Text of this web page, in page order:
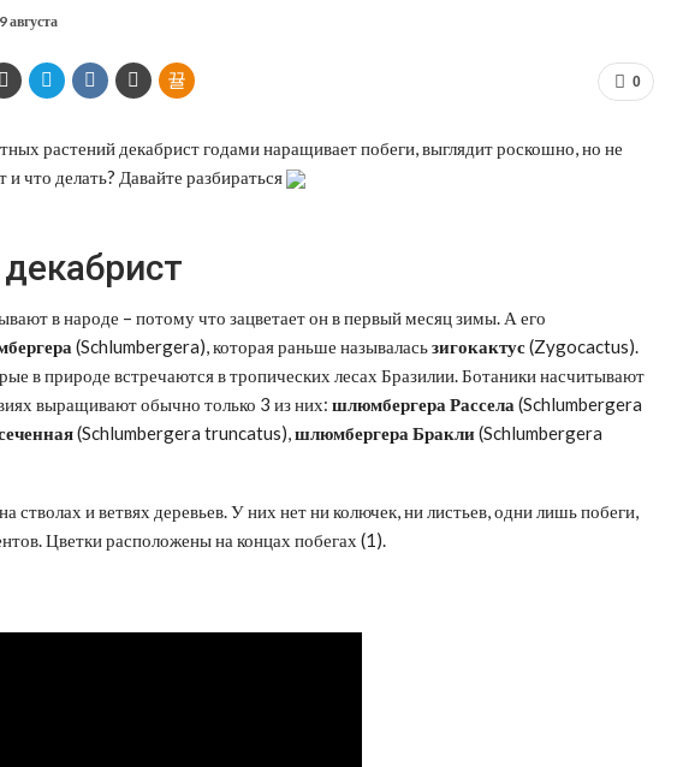
августа
0
растений декабрист годами наращивает побеги, выглядит роскошно, но не
что делать? Давайте разбираться
в народе – потому что зацветает он в первый месяц зимы. А его
(Schlumbergera), которая раньше называласьзигокактус(Zygocactus).
в природе встречаются в тропических лесах Бразилии. Ботаники насчитывают
выращивают обычно только 3 из них: шлюмбергера Рассела (Schlumbergera
(Schlumbergera truncatus),шлюмбергера Бракли(Schlumbergera
стволах и ветвях деревьев. У них нет ни колючек, ни листьев, одни лишь побеги,
Цветки расположены на концах побегах (1).